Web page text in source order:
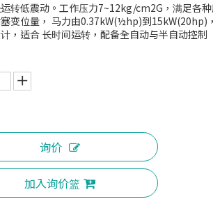
转低震动。工作压力7~12kg/cm2G，满足各
变位量， 马力由0.37kW(½hp)到15kW(20hp)
，适合 长时间运转，配备全自动与半自动控制
询价
加入询价篮